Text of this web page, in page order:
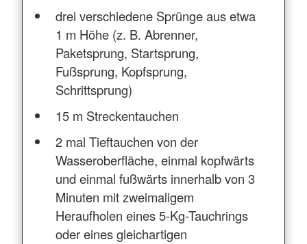
drei verschiedene Sprünge aus etwa
1 m Höhe (z. B. Abrenner,
Paketsprung, Startsprung,
Fußsprung, Kopfsprung,
Schrittsprung)
15 m Streckentauchen
2 mal Tieftauchen von der
Wasseroberfläche, einmal kopfwärts
und einmal fußwärts innerhalb von 3
Minuten mit zweimaligem
Heraufholen eines 5-Kg-Tauchrings
oder eines gleichartigen